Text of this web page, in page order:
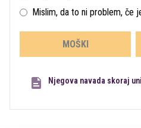
Mislim, da to ni problem, če
MOŠKI
Njegova navada skoraj